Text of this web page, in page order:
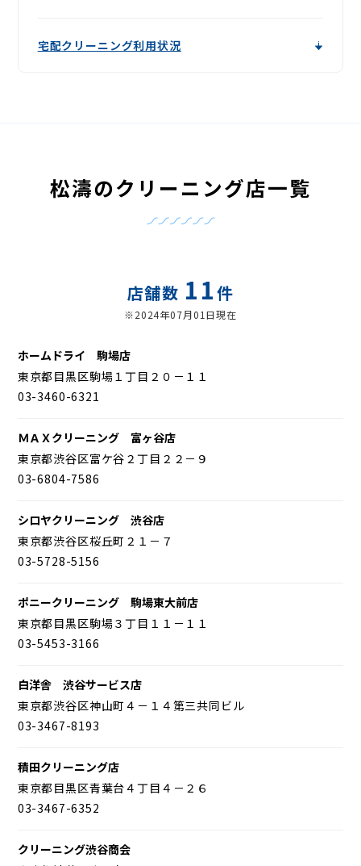
宅配クリーニング利用状況
松濤のクリーニング店一覧
店舗数 11件
※2024年07月01日現在
ホームドライ 駒場店
東京都目黒区駒場１丁目２０－１１
03-3460-6321
ＭＡＸクリーニング 富ヶ谷店
東京都渋谷区富ケ谷２丁目２２－９
03-6804-7586
シロヤクリーニング 渋谷店
東京都渋谷区桜丘町２１－７
03-5728-5156
ポニークリーニング 駒場東大前店
東京都目黒区駒場３丁目１１－１１
03-5453-3166
白洋舎 渋谷サービス店
東京都渋谷区神山町４－１４第三共同ビル
03-3467-8193
積田クリーニング店
東京都目黒区青葉台４丁目４－２６
03-3467-6352
クリーニング渋谷商会